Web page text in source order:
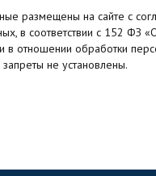
размещены на сайте с
в соответствии с 152 ФЗ
в отношении обработки
не установлены.